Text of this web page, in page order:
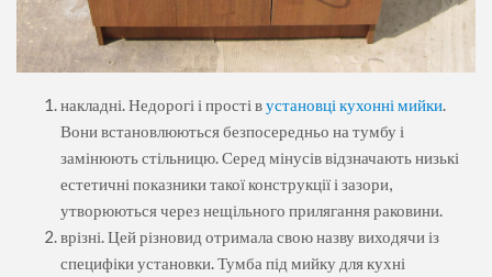
накладні. Недорогі і прості вустановці кухонні мийки
Вони встановлюються безпосередньо на тумбу і
замінюють стільницю. Серед мінусів відзначають низькі
естетичні показники такої конструкції і зазори,
утворюються через нещільного прилягання раковини.
врізні. Цей різновид отримала свою назву виходячи із
специфіки установки. Тумба під мийку для кухні